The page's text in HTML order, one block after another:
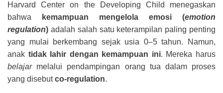
Harvard Center on the Developing Child menegaskan
bahwa
kemampuan mengelola emosi (emotion
regulation) adalah salah satu keterampilan paling penting
yang mulai berkembang sejak usia 0–5 tahun. Namun,
anak tidak lahir dengan kemampuan ini. Mereka harus
belajarmelalui pendampingan orang tua dalam proses
yang disebutco-regulation.